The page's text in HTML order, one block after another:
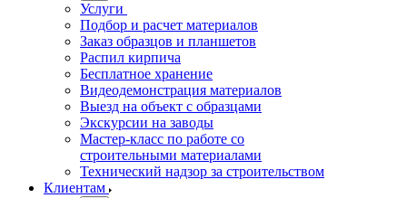
Услуги
Подбор и расчет материалов
Заказ образцов и планшетов
Распил кирпича
Бесплатное хранение
Видеодемонстрация материалов
Выезд на объект с образцами
Экскурсии на заводы
Мастер-класс по работе со
строительными материалами
Технический надзор за строительством
Клиентам